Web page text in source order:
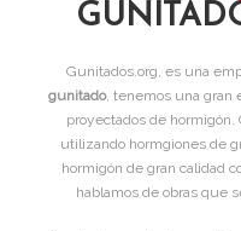
Gunitados.org, es una
gunitado, tenemos una gran
proyectados de
utilizando hormgiones de
hormigón de gran calidad
hablamos de obras que